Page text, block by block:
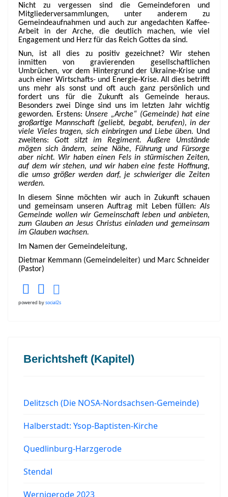
Nicht zu vergessen sind die Gemeindeforen und
Mitgliederversammlungen, unter anderem zu
Gemeindeaufnahmen und auch zur angedachten Kaffee-
Arbeit in der Arche, die deutlich machen, wie viel
Engagement und Herz für das Reich Gottes da sind.
Nun, ist all dies zu positiv gezeichnet? Wir stehen
inmitten von gravierenden gesellschaftlichen
Umbrüchen, vor dem Hintergrund der Ukraine-Krise und
auch einer Wirtschafts- und Energie-Krise. All dies betrifft
uns mehr als sonst und oft auch ganz persönlich und
fordert uns für die Zukunft als Gemeinde heraus.
Besonders zwei Dinge sind uns im letzten Jahr wichtig
geworden. Erstens: Unsere „Arche“ (Gemeinde) hat eine
großartige Mannschaft (geliebt, begabt, berufen), in der
viele Vieles tragen, sich einbringen und Liebe üben. Und
zweitens: Gott sitzt im Regiment. Äußere Umstände
mögen sich ändern, seine Nähe, Führung und Fürsorge
aber nicht. Wir haben einen Fels in stürmischen Zeiten,
auf dem wir stehen, und wir haben eine feste Hoffnung,
die umso größer werden darf, je schwieriger die Zeiten
werden.
In diesem Sinne möchten wir auch in Zukunft schauen
und gemeinsam unseren Auftrag mit Leben füllen:Als
Gemeinde wollen wir Gemeinschaft leben und anbieten,
zum Glauben an Jesus Christus einladen und gemeinsam
im Glauben wachsen.
Im Namen der Gemeindeleitung,
Dietmar Kemmann (Gemeindeleiter) und Marc Schneider
(Pastor)
powered bysocial2s
Berichtsheft (Kapitel)
Delitzsch (Die NOSA-Nordsachsen-Gemeinde)
Halberstadt: Ysop-Baptisten-Kirche
Quedlinburg-Harzgerode
Stendal
Wernigerode 2023